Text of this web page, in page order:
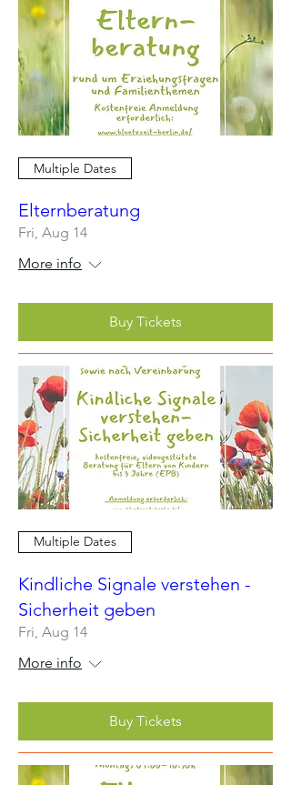
Multiple Dates
Elternberatung
Fri, Aug 14
More info
Buy Tickets
Multiple Dates
Kindliche Signale verstehen -
Sicherheit geben
Fri, Aug 14
More info
Buy Tickets